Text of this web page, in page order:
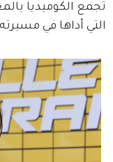
تجمع الكوميديا
التي أداها في